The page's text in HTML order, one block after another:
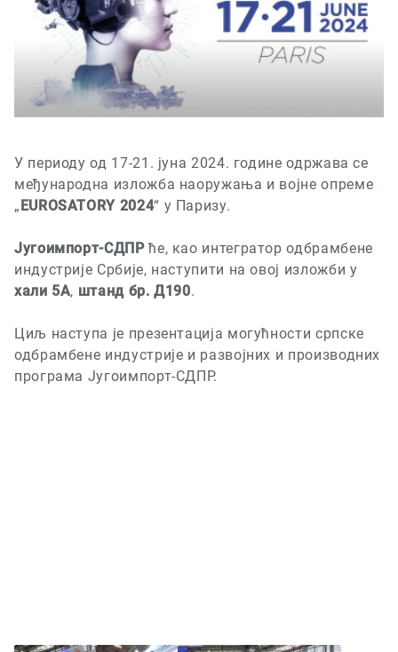
У периоду од 17-21. јуна 2024. године одржава се
међународна изложба наоружања и војне опреме
„EUROSATORY 2024“ у Паризу.
Југоимпорт-СДПРће, као интегратор одбрамбене
индустрије Србије, наступити на овој изложби у
хали 5А, штанд бр. Д190.
Циљ наступа је презентација могућности српске
одбрамбене индустрије и развојних и производних
програма Југоимпорт-СДПР.